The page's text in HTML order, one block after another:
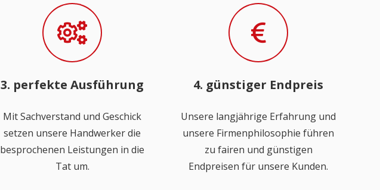
3. perfekte Ausführung
Mit Sachverstand und Geschick
setzen unsere Handwerker die
besprochenen Leistungen in die
Tat um.
4. günstiger Endpreis
Unsere langjährige Erfahrung und
unsere Firmenphilosophie führen
zu fairen und günstigen
Endpreisen für unsere Kunden.